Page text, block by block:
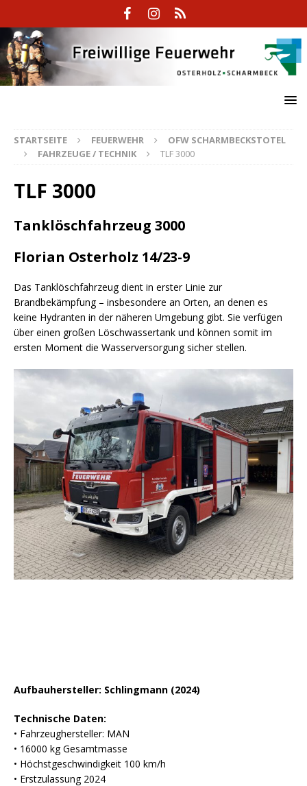
STARTSEITE FEUERWEHR
OFW SCHARMBECKSTOTEL
FAHRZEUGE / TECHNIK
TLF 3000
TLF 3000
Tanklöschfahrzeug 3000
Florian Osterholz 14/23-9
Das Tanklöschfahrzeug dient in erster Linie zur
Brandbekämpfung – insbesondere an Orten, an denen es
keine Hydranten in der näheren Umgebung gibt. Sie verfügen
über einen großen Löschwassertank und können somit im
ersten Moment die Wasserversorgung sicher stellen.
Aufbauhersteller: Schlingmann (2024)
Technische Daten:
• Fahrzeughersteller: MAN
• 16000 kg Gesamtmasse
• Höchstgeschwindigkeit 100 km/h
• Erstzulassung 2024